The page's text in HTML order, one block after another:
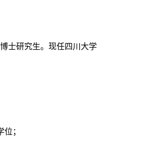
士研究生。现任四川大学
；